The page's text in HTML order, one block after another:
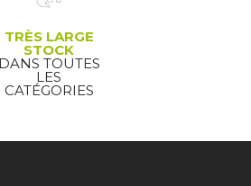
TRÈS LARGE
STOCK
DANS TOUTES
LES
CATÉGORIES